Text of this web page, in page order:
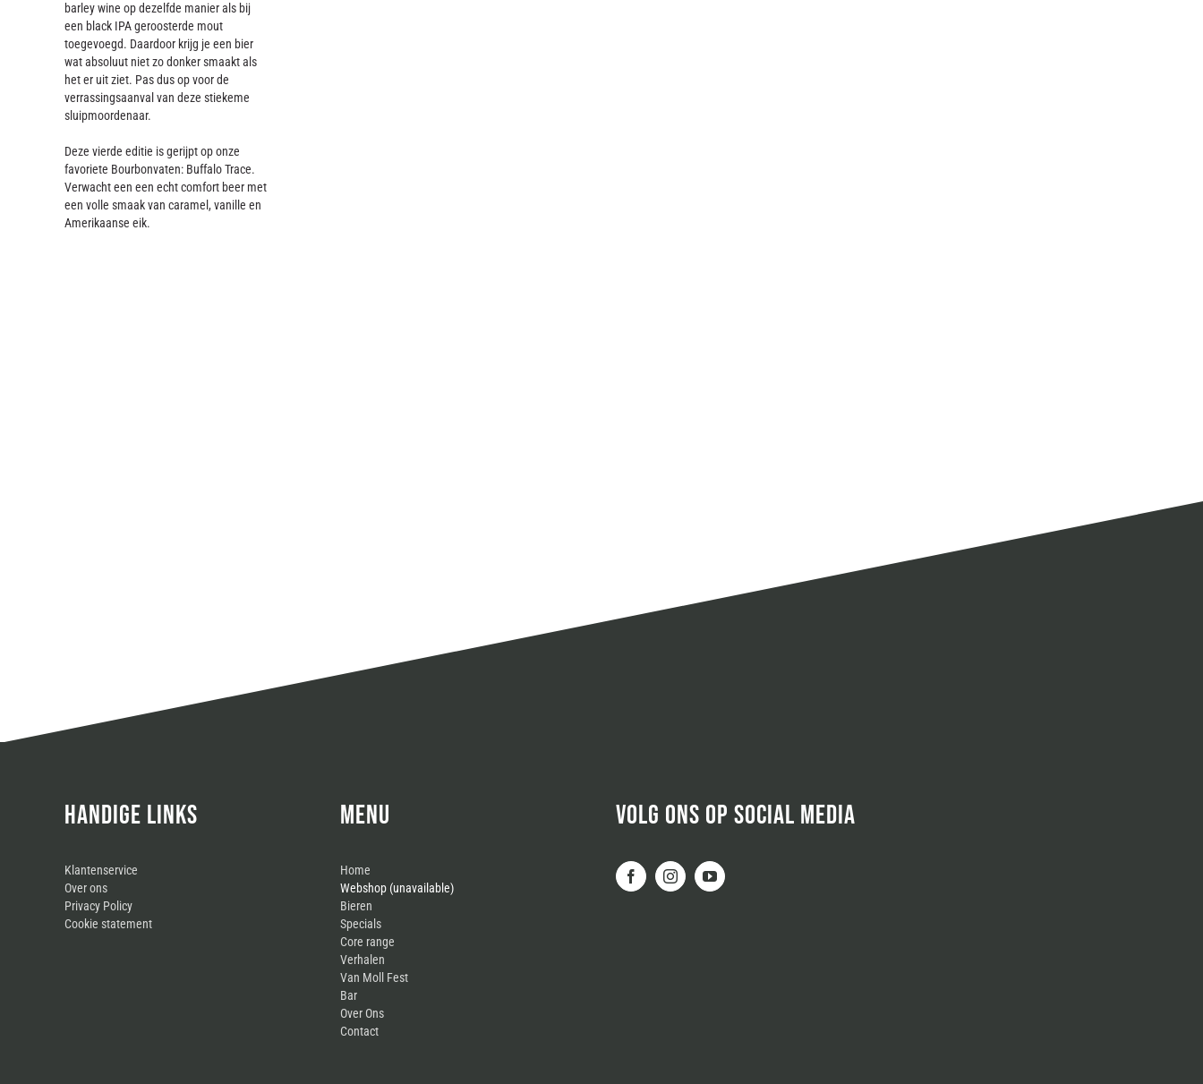
barley wine op dezelfde manier als bij
een black IPA geroosterde mout
toegevoegd. Daardoor krijg je een bier
wat absoluut niet zo donker smaakt als
het er uit ziet. Pas dus op voor de
verrassingsaanval van deze stiekeme
sluipmoordenaar.
Deze vierde editie is gerijpt op onze
favoriete Bourbonvaten: Buffalo Trace.
Verwacht een een echt comfort beer met
een volle smaak van caramel, vanille en
Amerikaanse eik.
HANDIGE LINKS
Klantenservice
Over ons
Privacy Policy
Cookie statement
MENU
Home
Webshop (unavailable)
Bieren
Specials
Core range
Verhalen
Van Moll Fest
Bar
Over Ons
Contact
VOLG ONS OP SOCIAL MEDIA